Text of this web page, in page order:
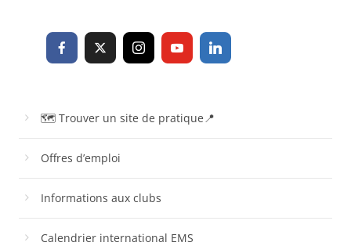
🗺 Trouver un site de pratique📍
Offres d’emploi
Informations aux clubs
Calendrier international EMS